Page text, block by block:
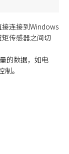
接连接到Windows
传感器之间切
的数据，如电
。